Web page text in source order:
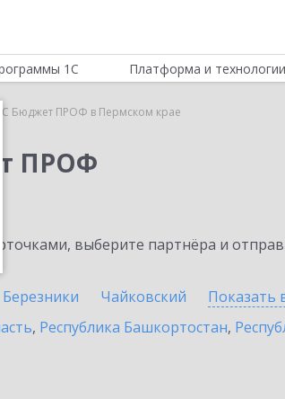
1С Платформа и технологии
Бюджет ПРОФ в Пермском крае
ПРОФ
выберите партнёра и
Березники Чайковский Показать
, Республика Башкортостан,